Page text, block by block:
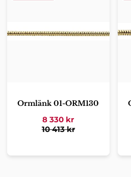
Ormlänk 01-ORM130
8 330 kr
10 413kr